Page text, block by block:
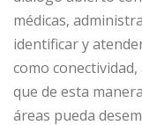
médicas,
identificar y
como
que de esta
áreas pueda